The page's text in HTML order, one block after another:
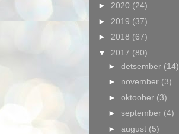
► 2020 (24)
► 2019 (37)
► 2018 (67)
▼ 2017 (80)
► detsember (14)
► november (3)
► oktoober (3)
► september (4)
► august (5)